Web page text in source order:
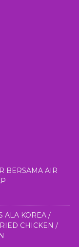
BERSAMA AIR
ALA KOREA /
CHICKEN /